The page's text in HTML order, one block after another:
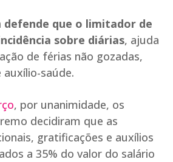
defende que o limitador de
sobre diárias, ajuda
de férias não gozadas,
saúde.
, por unanimidade, os
decidiram que as
gratificações e auxílios
a 35% do valor do salário